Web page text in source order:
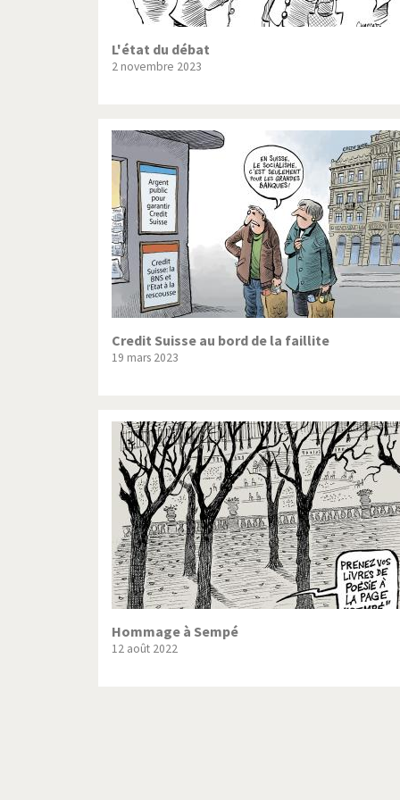
L'état du débat
2 novembre 2023
Credit Suisse au bord de la faillite
19 mars 2023
Hommage à Sempé
12 août 2022